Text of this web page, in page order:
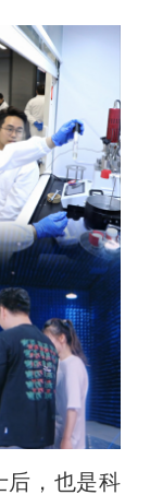
后，也是科